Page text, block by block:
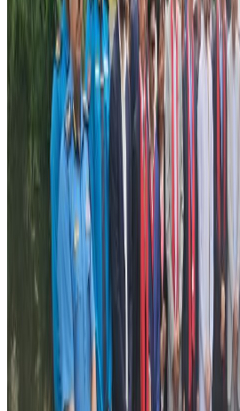
थालिएको हो । यसो गर्दा सहयोग
अन्य राज्यका नेपाली संघसंस्थाहरुसंग पनि
योजना रहेको खड्काको भनाई छ ।
ब्लड क्यान्सरको उपचार लामो समय गर्नुपर्ने
सबै वर्ग र संघसंस्था एकजुट हुनुपरेको कास्की
बताए । ‘यतिबेला हामीले अर्जुनको ज्यान
कसले नेतृत्व लिने भन्दा पनि कसरी ज्यान
भएकाले हामी सबै एकै ठाउमा आएका हौ ।’
क्यान्सरबाट पीडित अर्जुनले
सामाजिक संस्थाले सामुहिक रुपमा संचालन
मात्र संकलन गरिदिन सबैमा आग्रह गरेका
धेरैले सहयोगको प्रतिवद्धता जनाएका छन् ।